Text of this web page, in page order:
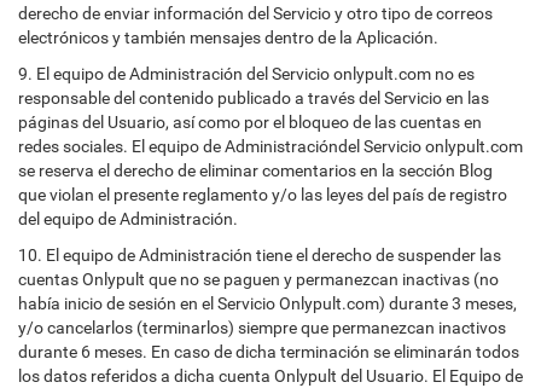
derecho de enviar información del Servicio y otro tipo de correos
electrónicos y también mensajes dentro de la Aplicación.
9. El equipo de Administración del Servicio onlypult.com no es
responsable del contenido publicado a través del Servicio en las
páginas del Usuario, así como por el bloqueo de las cuentas en
redes sociales. El equipo de Administracióndel Servicio onlypult.com
se reserva el derecho de eliminar comentarios en la sección Blog
que violan el presente reglamento y/o las leyes del país de registro
del equipo de Administración.
10. El equipo de Administración tiene el derecho de suspender las
cuentas Onlypult que no se paguen y permanezcan inactivas (no
había inicio de sesión en el Servicio Onlypult.com) durante 3 meses,
y/o cancelarlos (terminarlos) siempre que permanezcan inactivos
durante 6 meses. En caso de dicha terminación se eliminarán todos
los datos referidos a dicha cuenta Onlypult del Usuario. El Equipo de